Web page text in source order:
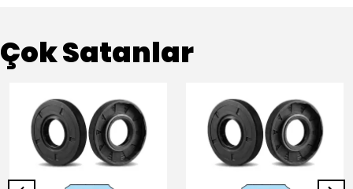
Çok Satanlar